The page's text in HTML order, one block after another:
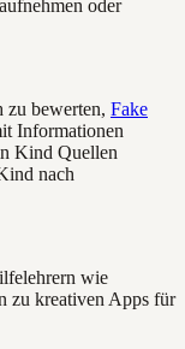
oder
zu bewerten, Fake
Informationen
Kind Quellen
nach
wie
zu kreativen Apps für